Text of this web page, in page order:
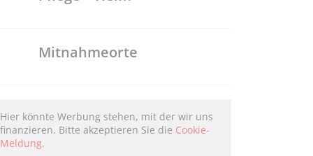
Mitnahmeorte
Hier könnte Werbung stehen, mit der wir uns
finanzieren. Bitte akzeptieren Sie die Cookie-
Meldung.